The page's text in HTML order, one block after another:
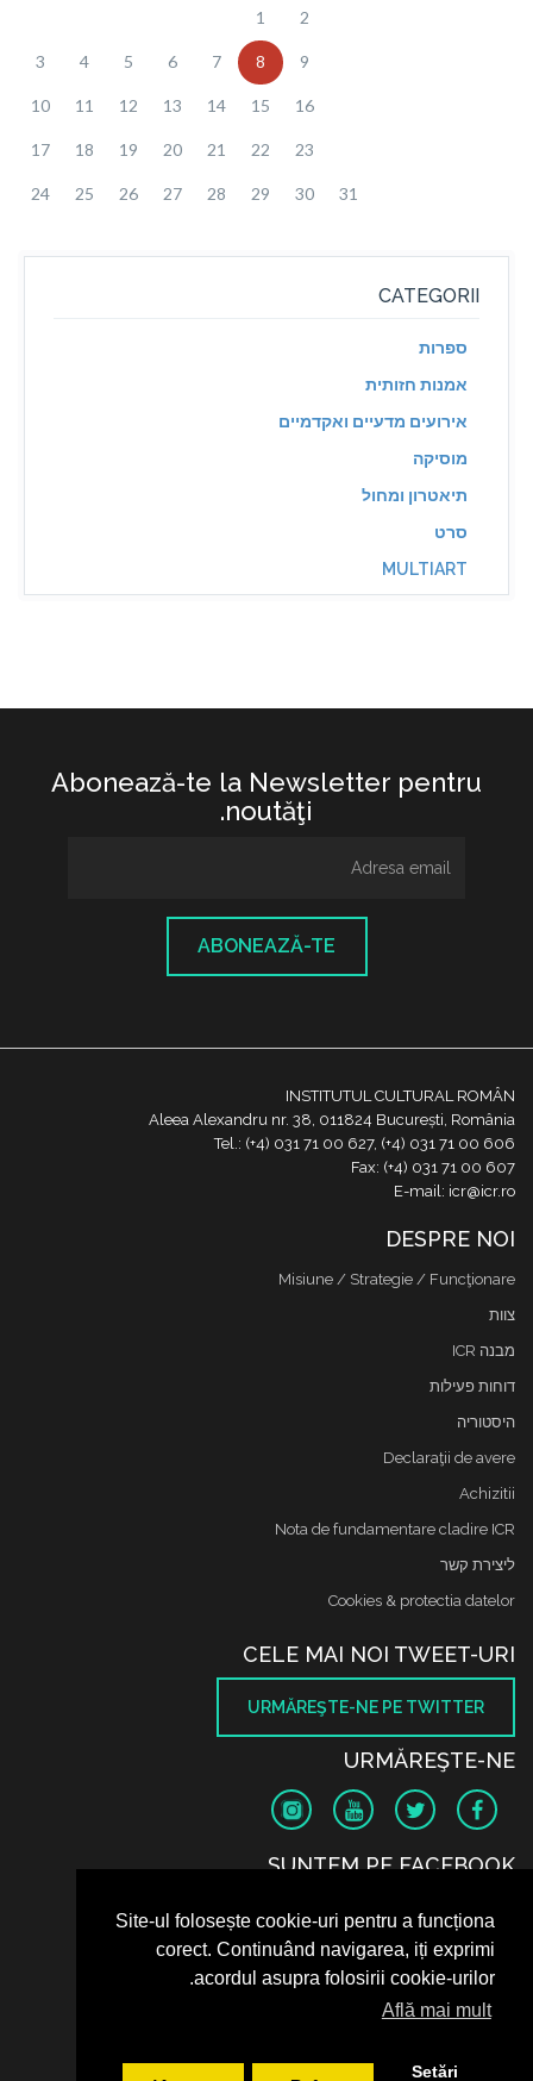
Site-ul folosește cookie-uri pentru a funcționa
corect. Continuând navigarea, iți exprimi
acordul asupra folosirii cookie-urilor.
Află mai mult
Setări
1 2
3 4 5 6 7 8 9
10 11 12 13 14 15 16
17 18 19 20 21 22 23
24 25 26 27 28 29 30 31
CATEGORII
ספרות
אמנות חזותית
אירועים מדעיים ואקדמיים
מוסיקה
תיאטרון ומחול
סרט
MULTIART
Abonează-te la Newsletter pentru
noutăţi.
ABONEAZĂ-TE
INSTITUTUL CULTURAL ROMÂN
Aleea Alexandru nr. 38, 011824 București, România
Tel.: (+4) 031 71 00 627, (+4) 031 71 00 606
Fax: (+4) 031 71 00 607
E-mail: icr@icr.ro
DESPRE NOI
Misiune / Strategie / Funcţionare
צוות
מבנה ICR
דוחות פעילות
היסטוריה
Declaraţii de avere
Achizitii
Nota de fundamentare cladire ICR
ליצירת קשר
Cookies & protectia datelor
CELE MAI NOI TWEET-URI
URMĂREŞTE-NE PE TWITTER
URMĂREŞTE-NE
SUNTEM PE FACEBOOK